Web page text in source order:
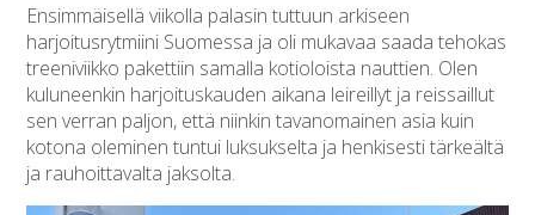
Ensimmäisellä viikolla palasin tuttuun arkiseen
harjoitusrytmiini Suomessa ja oli mukavaa saada tehokas
treeniviikko pakettiin samalla kotioloista nauttien. Olen
kuluneenkin harjoituskauden aikana leireillyt ja reissaillut
sen verran paljon, että niinkin tavanomainen asia kuin
kotona oleminen tuntui luksukselta ja henkisesti tärkeältä
ja rauhoittavalta jaksolta.